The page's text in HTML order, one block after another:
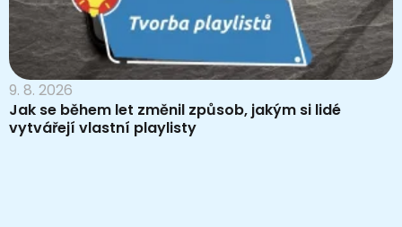
9. 8. 2026
Jak se během let změnil způsob, jakým si lidé
vytvářejí vlastní playlisty